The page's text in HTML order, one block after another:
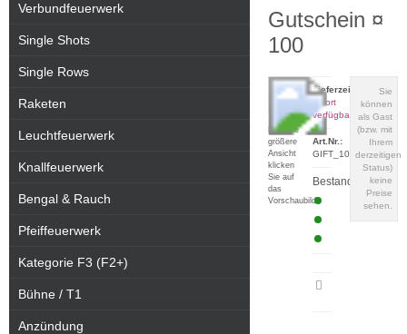
Gutschein ¤
100
Für eine
größere
Ansicht
klicken
Sie auf
das
Vorschaubild
Sie
können
als Gast
(bzw. mit
Ihrem
derzeitigen
Status)
keine
Preise
sehen.
Lieferzeit:
sofort
verfügbar
Art.Nr.:
GIFT_100
Bestand:
Verbundfeuerwerk
Single Shots
Single Rows
Raketen
Leuchtfeuerwerk
Knallfeuerwerk
Bengal & Rauch
Pfeiffeuerwerk
Kategorie F3 (F2+)
Bühne / T1
Anzündung